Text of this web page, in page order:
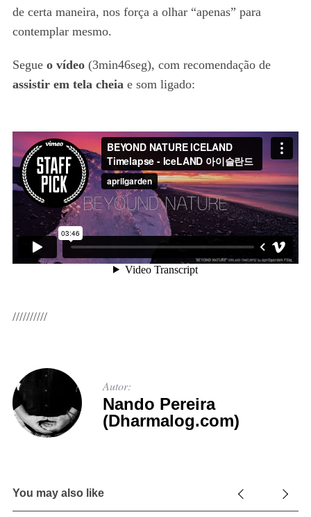
de certa maneira, nos força a olhar “apenas” para
contemplar mesmo.
Segue o vídeo(3min46seg), com recomendação de
assistir em tela cheia e som ligado:
//////////
Autor:
Nando Pereira
(Dharmalog.com)
You may also like